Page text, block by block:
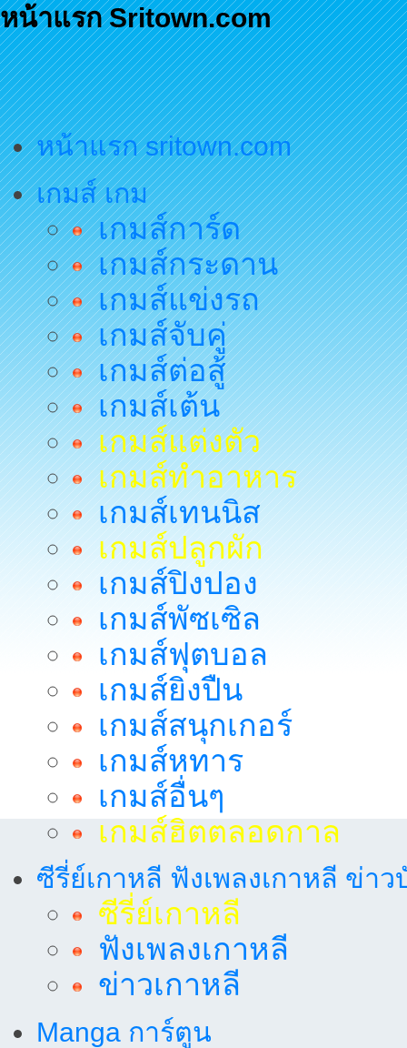
หน้าแรก Sritown.com
หน้าแรก sritown.com
เกมส์ เกม
เกมส์การ์ด
เกมส์กระดาน
เกมส์แข่งรถ
เกมส์จับคู่
เกมส์ต่อสู้
เกมส์เต้น
เกมส์แต่งตัว
เกมส์ทำอาหาร
เกมส์เทนนิส
เกมส์ปลูกผัก
เกมส์ปิงปอง
เกมส์พัซเซิล
เกมส์ฟุตบอล
เกมส์ยิงปืน
เกมส์สนุกเกอร์
เกมส์หทาร
เกมส์อื่นๆ
เกมส์ฮิตตลอดกาล
ซีรี่ย์เกาหลี ฟังเพลงเกาหลี ข่าว
ซีรี่ย์เกาหลี
ฟังเพลงเกาหลี
ข่าวเกาหลี
Manga การ์ตูน